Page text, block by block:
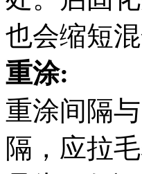
也会缩短
重涂:
重涂间隔
隔，应拉